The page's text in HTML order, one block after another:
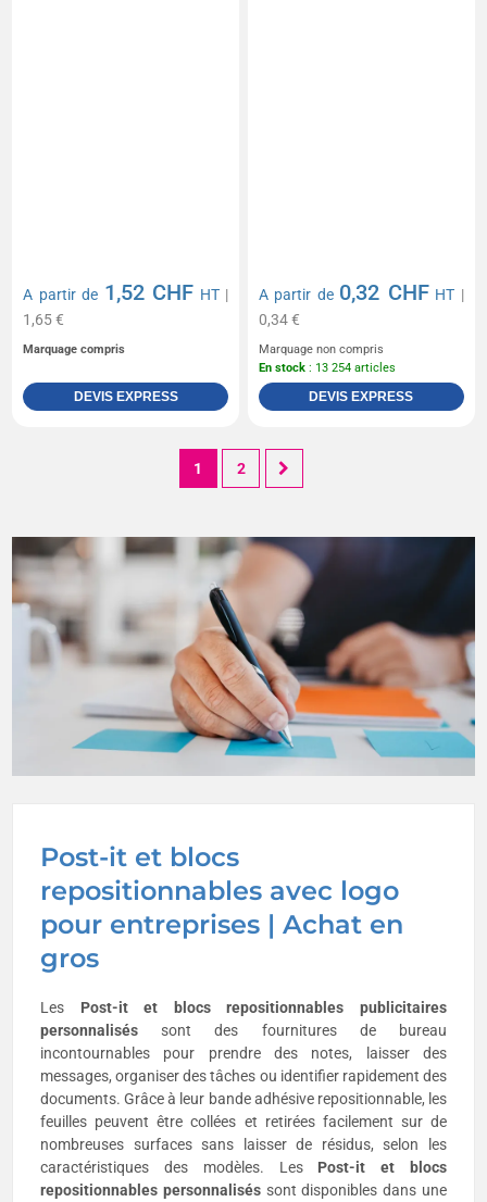
Post-it et blocs
repositionnables avec logo
pour entreprises | Achat en
gros
Les Post-it et blocs repositionnables publicitaires
personnalisés sont des fournitures de bureau
incontournables pour prendre des notes, laisser des
messages, organiser des tâches ou identifier rapidement des
documents. Grâce à leur bande adhésive repositionnable, les
feuilles peuvent être collées et retirées facilement sur de
nombreuses surfaces sans laisser de résidus, selon les
caractéristiques des modèles. Les Post-it et blocs
repositionnables personnaliséssont disponibles dans une
A partir de 1,52 CHF HT|
1,65 €
Marquage compris
DEVIS EXPRESS
A partir de 0,32 CHF HT |
0,34 €
Marquage non compris
En stock : 13 254 articles
DEVIS EXPRESS
1 2